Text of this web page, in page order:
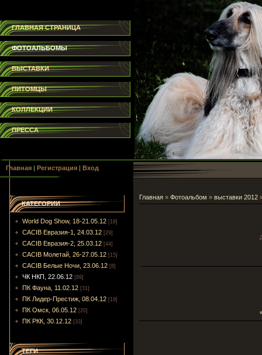
ГЛАВНАЯ СТРАНИЦА
ФОТОАЛЬБОМЫ
ВЫСТАВКИ
ПИТОМЦЫ
КОЛЛЕКЦИИ
ПРЕССА
Главная | Регистрация | Вход
КАТЕГОРИИ
World Dog Show, 18-21.05.12 [18]
CACIB Евразия-1, 24.03.12 [29]
CACIB Евразия-2, 25.03.12 [44]
CACIB Молетай, 26-27.05.12 [15]
CACIB Белые Ночи, 23.06.12 [8]
ЧК НКП, 22.06.12 [89]
ПК Фауна, 11.02.12 [31]
ПК Лидер-Престиж, 08.04.12 [19]
ПК Омск, 06.05.12 [20]
ПК РКК, 30.12.12 [33]
ТЕГИ
Главная » Фотоальбом » выставки 2012